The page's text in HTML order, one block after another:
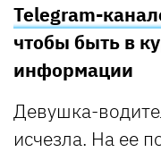
Telegram-
чтобы быть в
информации
Девушка-
исчезла. На ее